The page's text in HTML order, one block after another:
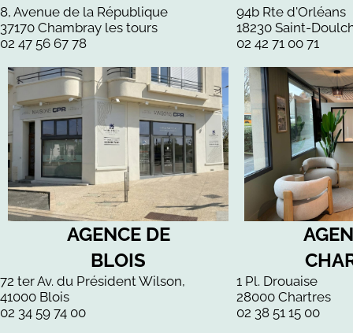
8, Avenue de la République
37170 Chambray les tours
02 47 56 67 78
94b Rte d'Orléans
18230 Saint-
02 42 71 00 71
AGENCE DE
BLOIS
72 ter Av. du Président Wilson,
41000 Blois
02 34 59 74 00
1 Pl. Drouaise
28000 Chartres
02 38 51 15 00